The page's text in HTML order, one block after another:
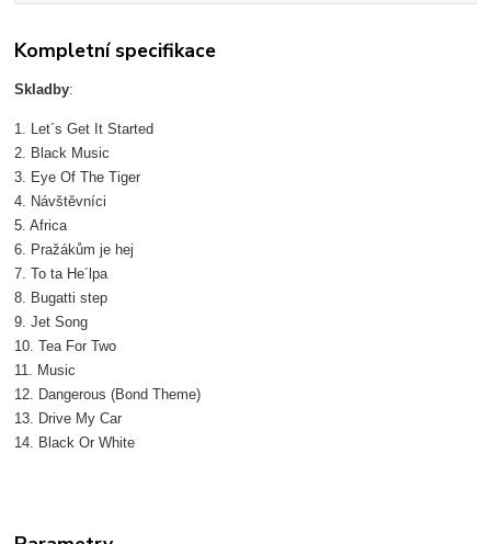
Kompletní specifikace
Skladby:
1. Let´s Get It Started
2. Black Music
3. Eye Of The Tiger
4. Návštěvníci
5. Africa
6. Pražákům je hej
7. To ta He´lpa
8. Bugatti step
9. Jet Song
10. Tea For Two
11. Music
12. Dangerous (Bond Theme)
13. Drive My Car
14. Black Or White